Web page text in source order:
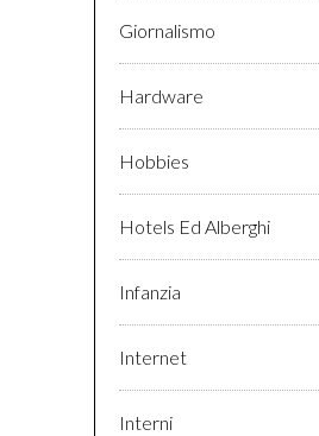
Giornalismo
Hardware
Hobbies
Hotels Ed Alberghi
Infanzia
Internet
Interni